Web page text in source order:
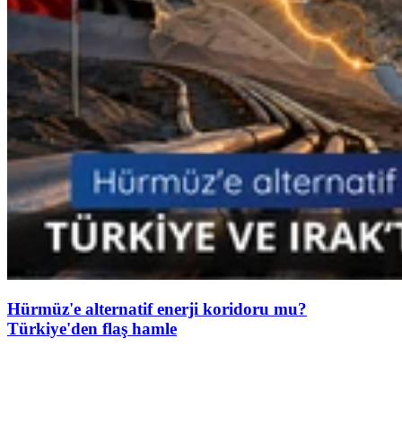
Hürmüz'e alternatif enerji koridoru mu?
Türkiye'den flaş hamle